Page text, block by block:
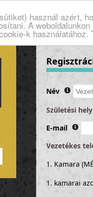
használ azért,
A
k használatához.
Név
Születési hely
E-mail
Vezetékes
1. Kamara
1. kamarai